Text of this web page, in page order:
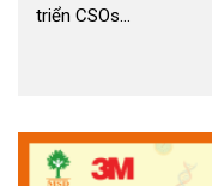
triển CSOs…